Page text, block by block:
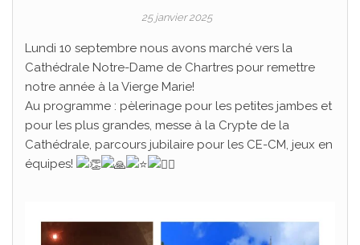
25 janvier 2025
Lundi 10 septembre nous avons marché vers la
Cathédrale Notre-Dame de Chartres pour remettre
notre année à la Vierge Marie!
Au programme : pèlerinage pour les petites jambes et
pour les plus grandes, messe à la Crypte de la
Cathédrale, parcours jubilaire pour les CE-CM, jeux en
équipes!